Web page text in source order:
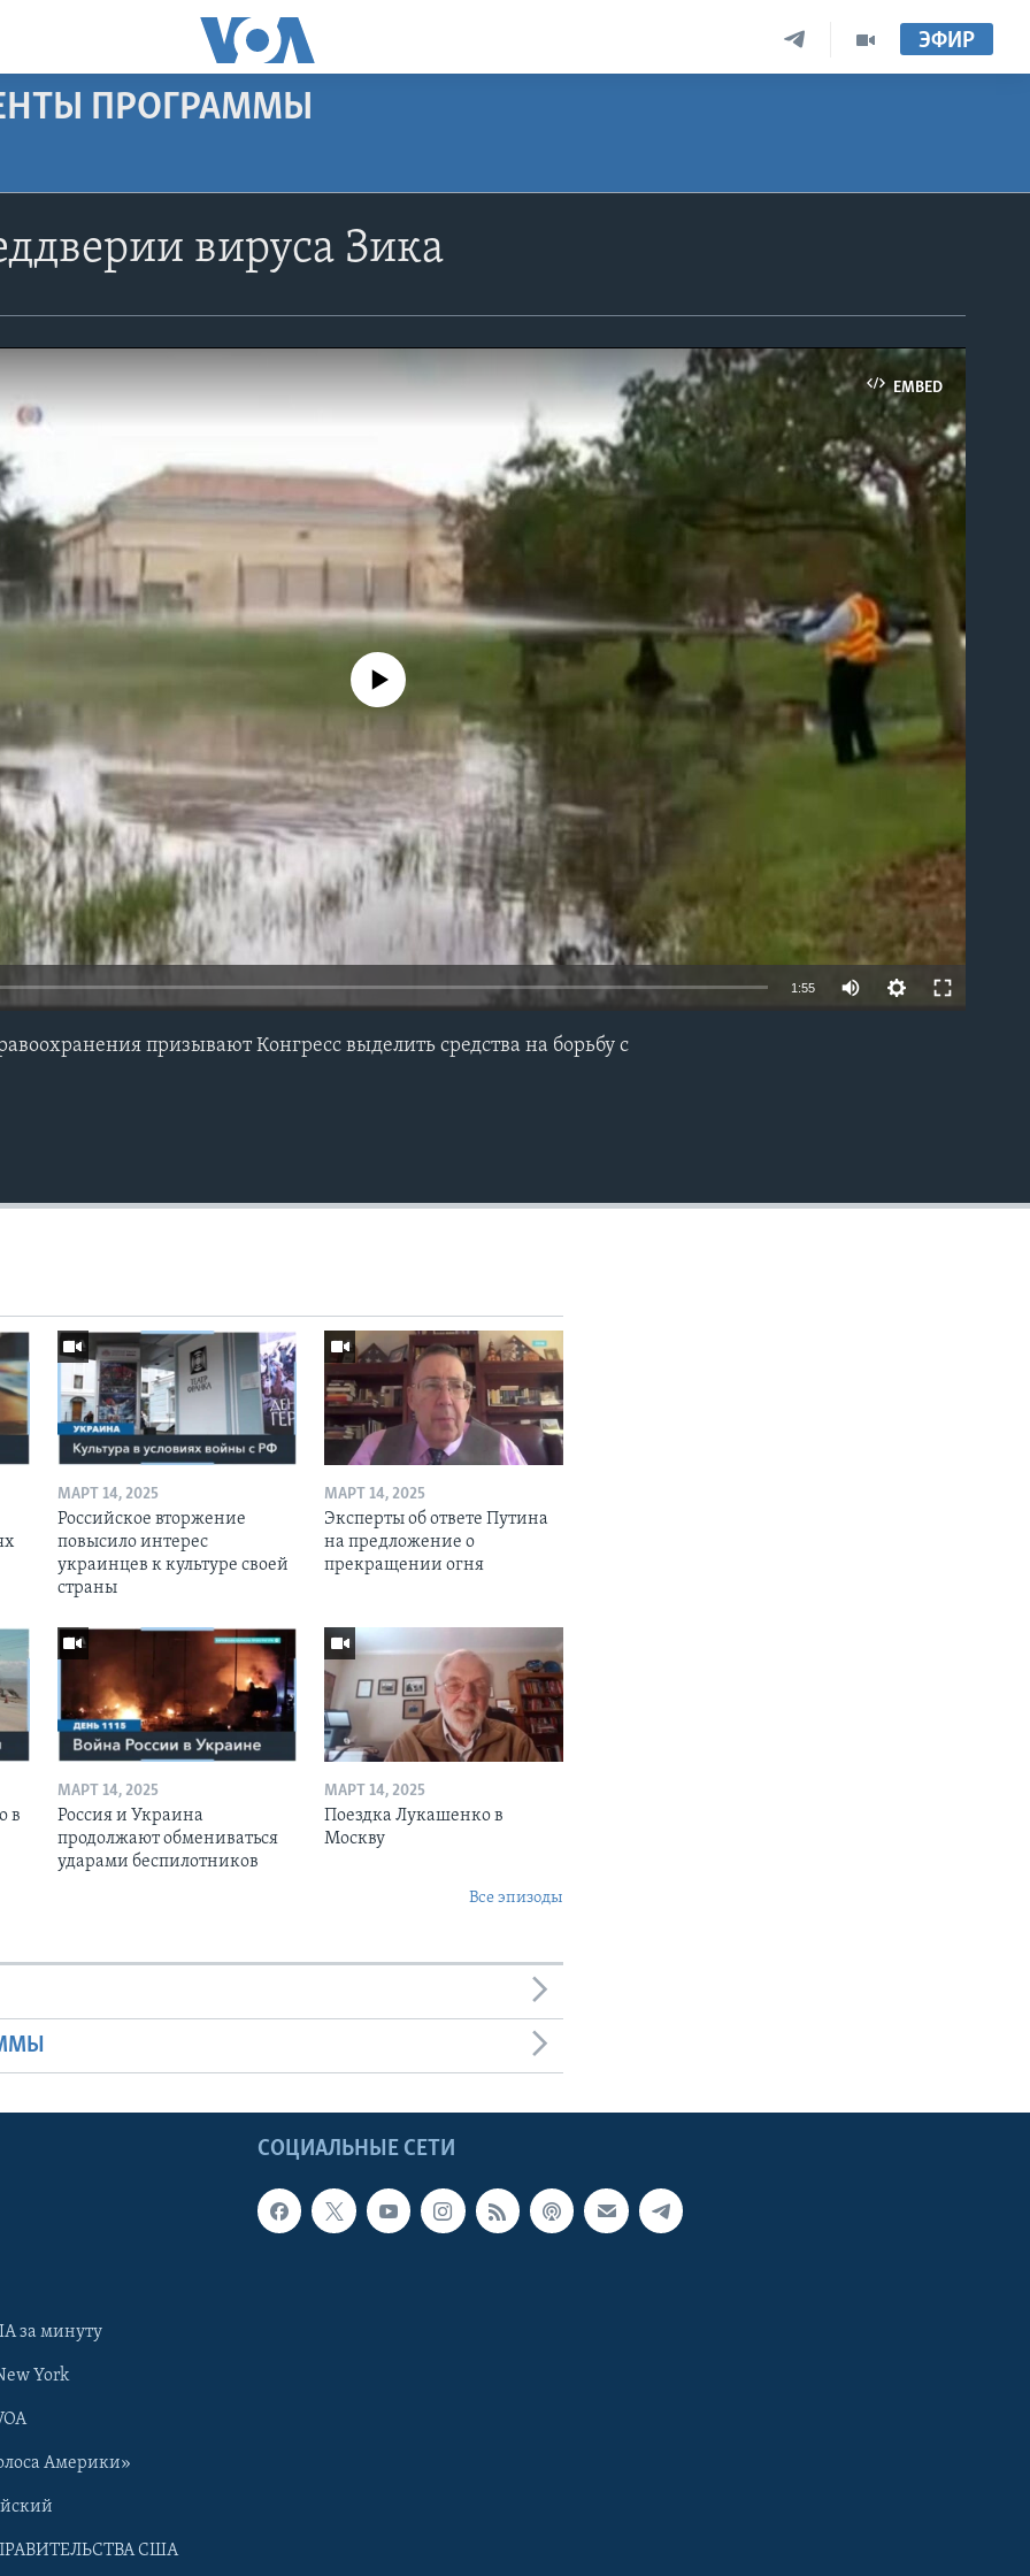
ЭФИР
ПРОГРАММЫ
вируса Зика
EMBED
No media source currently available
1:55
призывают Конгресс выделить средства на борьбу с
МАРТ 14, 2025
Российское вторжение
повысило интерес
украинцев к культуре своей
страны
МАРТ 14, 2025
Эксперты об ответе Путина
на предложение о
прекращении огня
в
МАРТ 14, 2025
Россия и Украина
продолжают обмениваться
ударами беспилотников
МАРТ 14, 2025
Поездка Лукашенко в
Москву
Все эпизоды
СОЦИАЛЬНЫЕ СЕТИ
за минуту
York
Америки»
США